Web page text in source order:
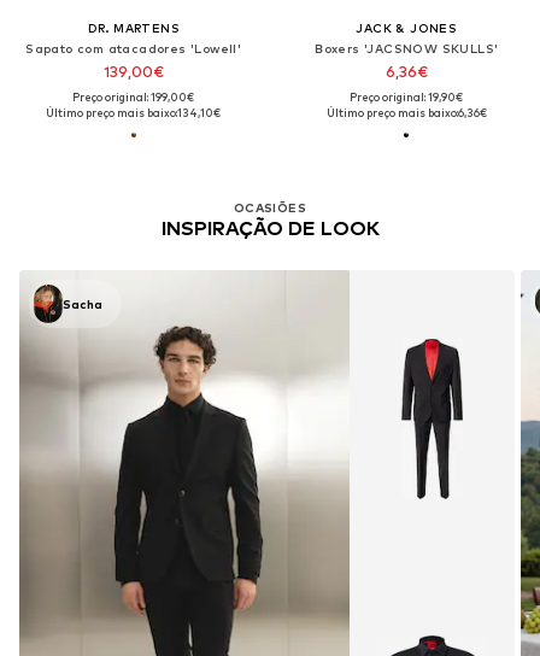
DR. MARTENS
Sapato com atacadores 'Lowell'
139,00€
Preço original: 199,00€
Último preço mais baixo:134,10€
JACK & JONES
Boxers 'JACSNOW SKULLS'
6,36€
Preço original: 19,90€
Último preço mais baixo:6,36€
OCASIÕES
INSPIRAÇÃO DE LOOK
Sacha